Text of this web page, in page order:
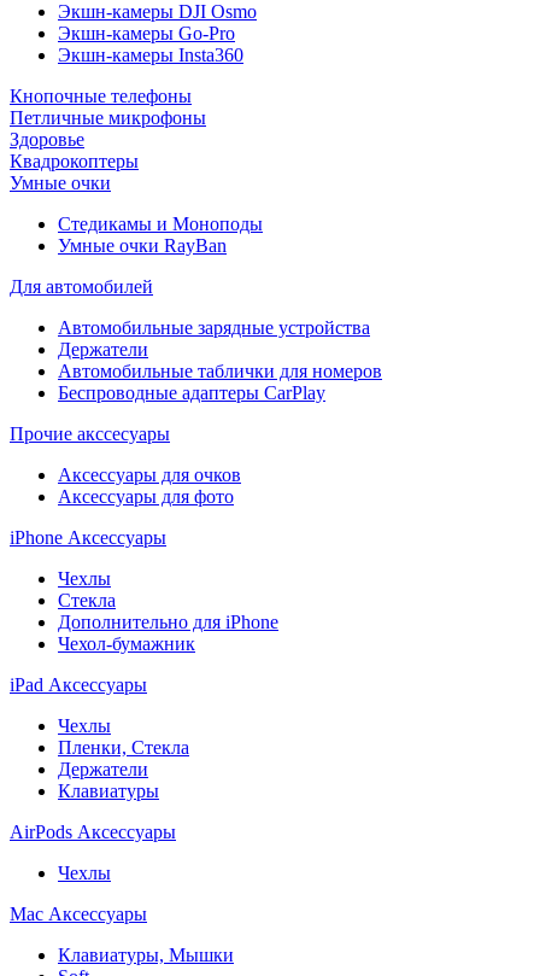
Экшн-камеры DJI Osmo
Экшн-камеры Go-Pro
Экшн-камеры Insta360
Кнопочные телефоны
Петличные микрофоны
Здоровье
Квадрокоптеры
Умные очки
Стедикамы и Моноподы
Умные очки RayBan
Для автомобилей
Автомобильные зарядные устройства
Держатели
Автомобильные таблички для номеров
Беспроводные адаптеры CarPlay
Прочие акссесуары
Аксессуары для очков
Аксессуары для фото
iPhone Аксессуары
Чехлы
Стекла
Дополнительно для iPhone
Чехол-бумажник
iPad Аксессуары
Чехлы
Пленки, Стекла
Держатели
Клавиатуры
AirPods Аксессуары
Чехлы
Mac Аксессуары
Клавиатуры, Мышки